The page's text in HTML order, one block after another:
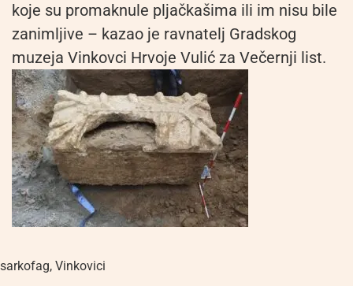
koje su promaknule pljačkašima ili im nisu bile
zanimljive – kazao je ravnatelj Gradskog
muzeja Vinkovci Hrvoje Vulić za Večernji list.
sarkofag, Vinkovici